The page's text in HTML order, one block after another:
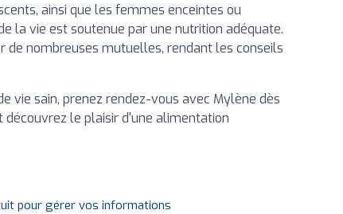
ainsi que les femmes enceintes ou
la vie est soutenue par une nutrition adéquate.
nombreuses mutuelles, rendant les conseils
vie sain, prenez rendez-vous avec Mylène dès
le plaisir d'une alimentation
pour gérer vos informations